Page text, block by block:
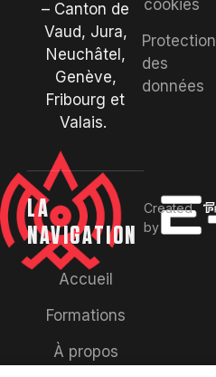
cookies
Protection
des
données
– Canton de
Vaud, Jura,
Neuchâtel,
Genève,
Fribourg et
Valais.
LA
NAVIGATION
Accueil
Formations
À propos
Created
by